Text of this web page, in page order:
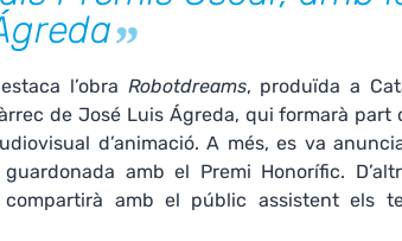
l’obra Robotdreams, produïda a
de José Luis Ágreda, qui formarà
d’animació. A més, es va
guardonada amb el Premi Honorífic.
amb el públic assistent els